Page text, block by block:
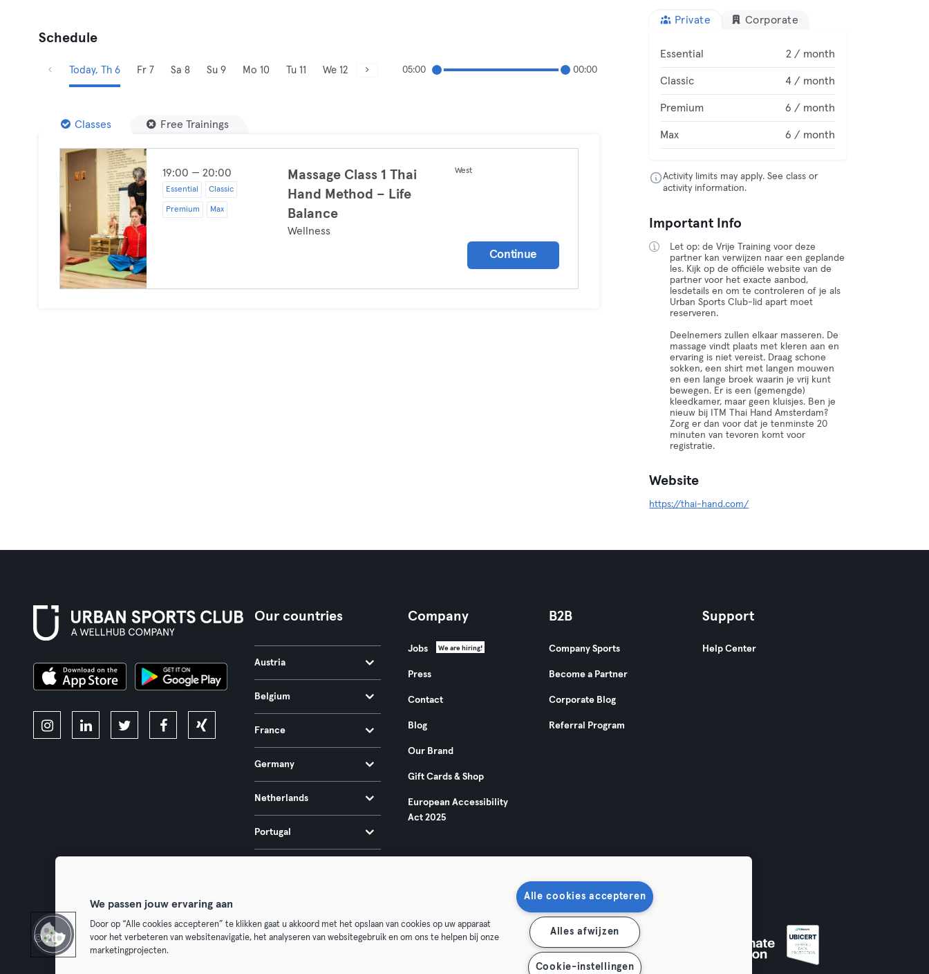
Schedule
Today, Th 6 Fr 7 Sa 8 Su 9 Mo 10 Tu 11 We 12 05:00 00:00
Classes Free Trainings
19:00 — 20:00
Essential Classic
Premium Max
Massage Class 1 Thai
Hand Method – Life
Balance
Wellness
West
Continue
Private Corporate
Essential 2 / month
Classic 4 / month
Premium 6 / month
Max 6 / month
Activity limits may apply. See class or
activity information.
Important Info
Let op: de Vrije Training voor deze
partner kan verwijzen naar een geplande
les. Kijk op de officiële website van de
partner voor het exacte aanbod,
lesdetails en om te controleren of je als
Urban Sports Club-lid apart moet
reserveren.
Deelnemers zullen elkaar masseren. De
massage vindt plaats met kleren aan en
ervaring is niet vereist. Draag schone
sokken, een shirt met langen mouwen
en een lange broek waarin je vrij kunt
bewegen. Er is een (gemengde)
kleedkamer, maar geen kluisjes. Ben je
nieuw bij ITM Thai Hand Amsterdam?
Zorg er dan voor dat je tenminste 20
minuten van tevoren komt voor
registratie.
Website
https://thai-hand.com/
Our countries
Austria
Belgium
France
Germany
Netherlands
Portugal
Company
Jobs We are hiring!
Press
Contact
Blog
Our Brand
Gift Cards & Shop
European Accessibility
Act 2025
B2B
Company Sports
Become a Partner
Corporate Blog
Referral Program
Support
Help Center
© 2026 Urban Sports Group GmbH. All rights reserved.
Terms & Conditions Privacy Imprint Terminate contracts here
We passen jouw ervaring aan
Door op “Alle cookies accepteren” te klikken gaat u akkoord met het opslaan van cookies op uw apparaat
voor het verbeteren van websitenavigatie, het analyseren van websitegebruik en om ons te helpen bij onze
marketingprojecten.
Alle cookies accepteren
Alles afwijzen
Cookie-instellingen